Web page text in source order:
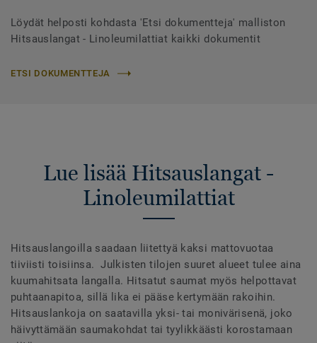
Löydät helposti kohdasta 'Etsi dokumentteja' malliston
Hitsauslangat - Linoleumilattiat kaikki dokumentit
ETSI DOKUMENTTEJA
Lue lisää Hitsauslangat -
Linoleumilattiat
Hitsauslangoilla saadaan liitettyä kaksi mattovuotaa
tiiviisti toisiinsa. Julkisten tilojen suuret alueet tulee aina
kuumahitsata langalla. Hitsatut saumat myös helpottavat
puhtaanapitoa, sillä lika ei pääse kertymään rakoihin.
Hitsauslankoja on saatavilla yksi- tai monivärisenä, joko
häivyttämään saumakohdat tai tyylikkäästi korostamaan